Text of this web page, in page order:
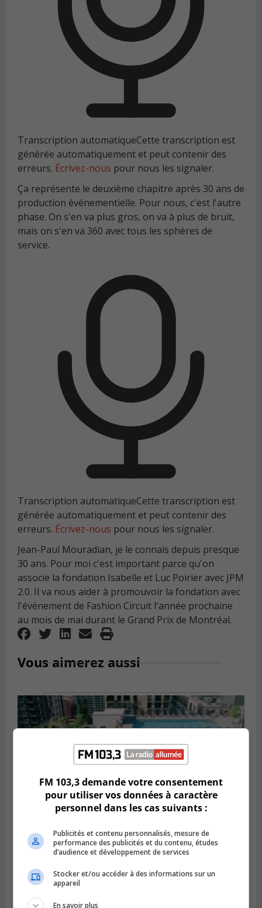
Transcription automatiqueCette transcription est
générée automatiquement et peut contenir des
erreurs. Écrivez-nous pour nous les signaler.
Ça représente le deuxième chapitre après 30 ans de
production événementielle. Pour nous, c'est l'autre
phase. On s'en va plus gros, on va à plus de bruit,
mais on s'en va 360 avec tous les sphères de
service.
Transcription automatiqueCette transcription est
générée automatiquement et peut contenir des
erreurs. Écrivez-nous pour nous les signaler.
Jean-Paul Mouradian, je le connais depuis presque
30 ans. Pour moi c'est important parce qu'on
associe la fondation Isabelle et Luc Poirier avec JPM
2.0. Il va nous aider à promouvoir la fondation avec
l'événement de Fashion Circuit l'année prochaine
au mois de mai durant le Grand Prix de Montréal.
Vous aimerez aussi
BROSSARD
Publié le 29 juillet 2026 à 12h00
de construction de logements
FM 103,3 demande votre consentement
pour utiliser vos données à caractère
personnel dans les cas suivants :
Publicités et contenu personnalisés, mesure de
performance des publicités et du contenu, études
d’audience et développement de services
Stocker et/ou accéder à des informations sur un
appareil
En savoir plus